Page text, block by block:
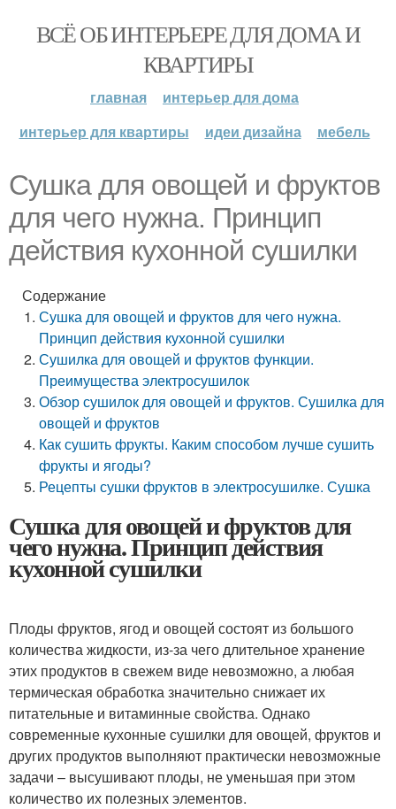
ВСЁ ОБ ИНТЕРЬЕРЕ ДЛЯ ДОМА И
КВАРТИРЫ
главная
интерьер для дома
интерьер для квартиры
идеи дизайна мебель
Сушка для овощей и фруктов
для чего нужна. Принцип
действия кухонной сушилки
Содержание
Сушка для овощей и фруктов для чего нужна.
Принцип действия кухонной сушилки
Сушилка для овощей и фруктов функции.
Преимущества электросушилок
Обзор сушилок для овощей и фруктов. Сушилка для
овощей и фруктов
Как сушить фрукты. Каким способом лучше сушить
фрукты и ягоды?
Рецепты сушки фруктов в электросушилке. Сушка
Сушка для овощей и фруктов для
чего нужна. Принцип действия
кухонной сушилки
Плоды фруктов, ягод и овощей состоят из большого
количества жидкости, из-за чего длительное хранение
этих продуктов в свежем виде невозможно, а любая
термическая обработка значительно снижает их
питательные и витаминные свойства. Однако
современные кухонные сушилки для овощей, фруктов и
других продуктов выполняют практически невозможные
задачи – высушивают плоды, не уменьшая при этом
количество их полезных элементов.